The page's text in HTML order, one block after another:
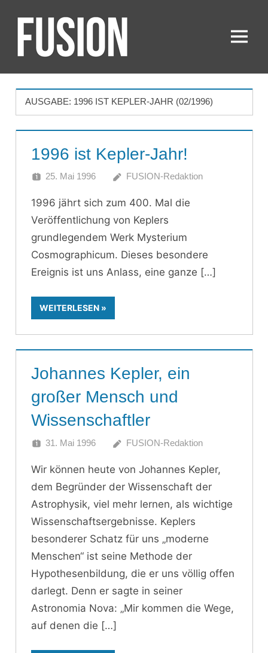
Inhalt
springenFUSION Menü
AUSGABE: 1996 IST KEPLER-JAHR (02/1996)
1996 ist Kepler-Jahr!
25. Mai 1996 FUSION-Redaktion
1996 jährt sich zum 400. Mal die
Veröffentlichung von Keplers
grundlegendem Werk Mysterium
Cosmographicum. Dieses besondere
Ereignis ist uns Anlass, eine ganze
WEITERLESEN
Johannes Kepler, ein
großer Mensch und
Wissenschaftler
31. Mai 1996 FUSION-Redaktion
Wir können heute von Johannes Kepler,
dem Begründer der Wissenschaft der
Astrophysik, viel mehr lernen, als wichtige
Wissenschaftsergebnisse. Keplers
besonderer Schatz für uns „moderne
Menschen“ ist seine Methode der
Hypothesenbildung, die er uns völlig offen
darlegt. Denn er sagte in seiner
Astronomia Nova: „Mir kommen die Wege,
auf denen die